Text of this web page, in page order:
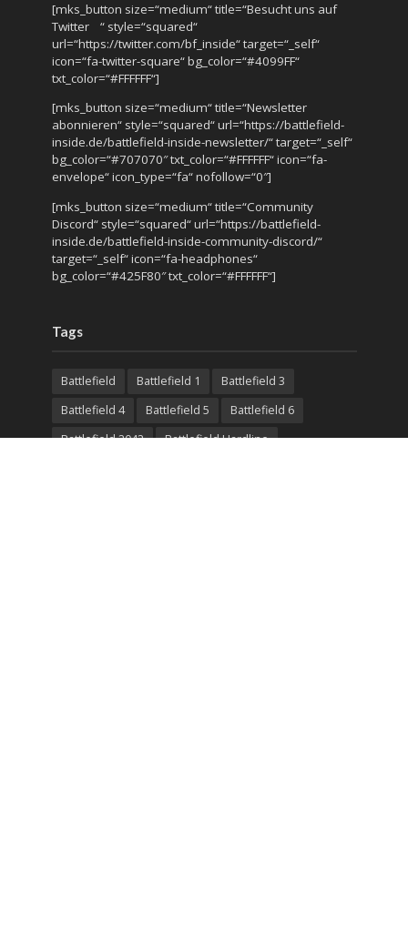
[mks_button size=“medium“ title=“Besucht uns auf
Twitter “ style=“squared“
url=“https://twitter.com/bf_inside“ target=“_self“
icon=“fa-twitter-square“ bg_color=“#4099FF“
txt_color=“#FFFFFF“]
[mks_button size=“medium“ title=“Newsletter
abonnieren“ style=“squared“ url=“https://battlefield-
inside.de/battlefield-inside-newsletter/“ target=“_self“
bg_color=“#707070″ txt_color=“#FFFFFF“ icon=“fa-
envelope“ icon_type=“fa“ nofollow=“0″]
[mks_button size=“medium“ title=“Community
Discord“ style=“squared“ url=“https://battlefield-
inside.de/battlefield-inside-community-discord/“
target=“_self“ icon=“fa-headphones“
bg_color=“#425F80″ txt_color=“#FFFFFF“]
Tags
Battlefield Battlefield 1
Battlefield 3
Battlefield 4
Battlefield 5
Battlefield 6
Battlefield 2042
Battlefield Hardline